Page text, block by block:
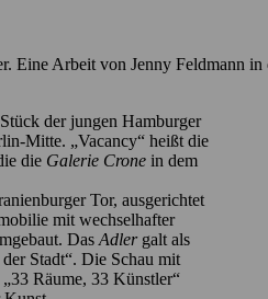
Eine Arbeit von Jenny Feldmann
der jungen Hamburger
Mitte. „Vacancy“ heißt die
die Galerie Crone in dem
Tor, ausgerichtet
mit wechselhafter
DasAdlergalt als
Stadt“. Die Schau mit
Räume, 33 Künstler“